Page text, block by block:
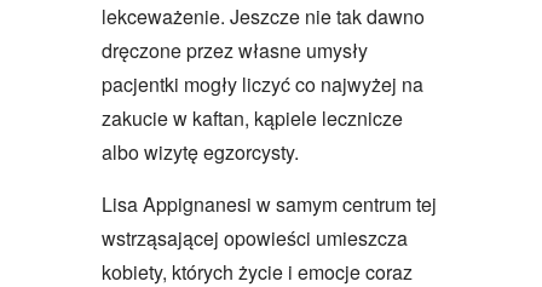
lekceważenie. Jeszcze nie tak dawno
dręczone przez własne umysły
pacjentki mogły liczyć co najwyżej na
zakucie w kaftan, kąpiele lecznicze
albo wizytę egzorcysty.
Lisa Appignanesi w samym centrum tej
wstrząsającej opowieści umieszcza
kobiety, których życie i emocje coraz